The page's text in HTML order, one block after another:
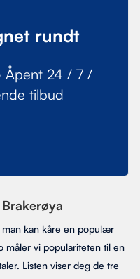
rundt
Åpent 24 / 7 /
tilbud
man kan kåre en populær
måler vi populariteten til en
Listen viser deg de tre